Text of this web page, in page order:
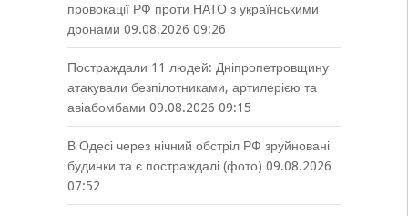
провокації РФ проти НАТО з українськими
дронами 09.08.2026 09:26
Постраждали 11 людей: Дніпропетровщину
атакували безпілотниками, артилерією та
авіабомбами 09.08.2026 09:15
В Одесі через нічний обстріл РФ зруйновані
будинки та є постраждалі (фото) 09.08.2026
07:52